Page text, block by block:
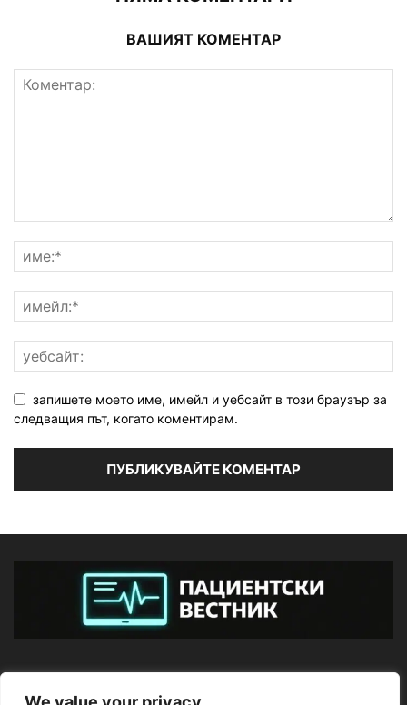
ВАШИЯТ КОМЕНТАР
запишете моето име, имейл и уебсайт в този браузър за
следващия път, когато коментирам.